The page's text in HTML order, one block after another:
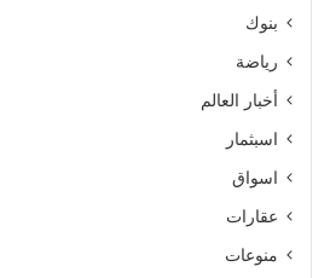
بنوك
رياضة
أخبار العالم
اسبثمار
اسواق
عقارات
منوعات